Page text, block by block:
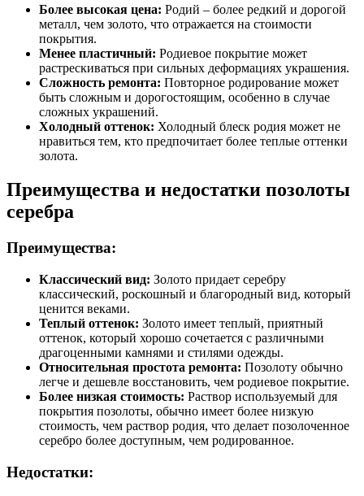
Более высокая цена: Родий – более редкий и дорогой
металл, чем золото, что отражается на стоимости
покрытия.
Менее пластичный: Родиевое покрытие может
растрескиваться при сильных деформациях украшения.
Сложность ремонта: Повторное родирование может
быть сложным и дорогостоящим, особенно в случае
сложных украшений.
Холодный оттенок: Холодный блеск родия может не
нравиться тем, кто предпочитает более теплые оттенки
золота.
Преимущества и недостатки позолоты
серебра
Преимущества:
Классический вид: Золото придает серебру
классический, роскошный и благородный вид, который
ценится веками.
Теплый оттенок: Золото имеет теплый, приятный
оттенок, который хорошо сочетается с различными
драгоценными камнями и стилями одежды.
Относительная простота ремонта: Позолоту обычно
легче и дешевле восстановить, чем родиевое покрытие.
Более низкая стоимость: Раствор используемый для
покрытия позолоты, обычно имеет более низкую
стоимость, чем раствор родия, что делает позолоченное
серебро более доступным, чем родированное.
Недостатки: